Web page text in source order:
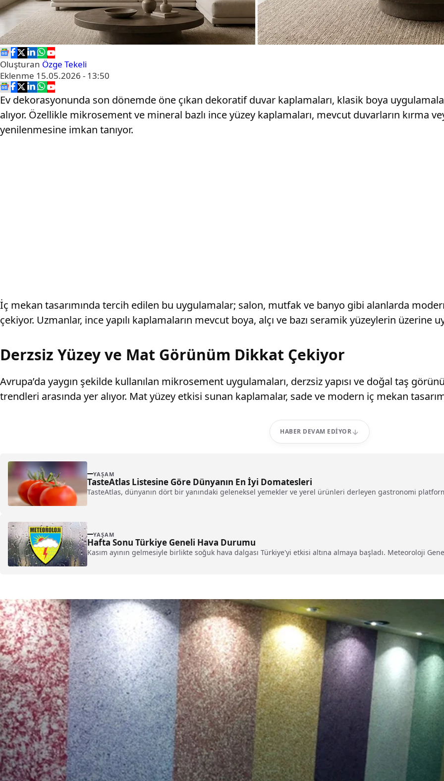
Oluşturan Özge Tekeli
Eklenme 15.05.2026 - 13:50
Ev dekorasyonunda son dönemde öne çıkan dekoratif duvar kaplamaları, klasik boya
alıyor. Özellikle mikrosement ve mineral bazlı ince yüzey kaplamaları, mevcut duvarların kırma
yenilenmesine imkan tanıyor.
İç mekan tasarımında tercih edilen bu uygulamalar; salon, mutfak ve banyo gibi alanlarda
çekiyor. Uzmanlar, ince yapılı kaplamaların mevcut boya, alçı ve bazı seramik yüzeylerin üzerine
Derzsiz Yüzey ve Mat Görünüm Dikkat Çekiyor
Avrupa’da yaygın şekilde kullanılan mikrosement uygulamaları, derzsiz yapısı ve doğal taş
trendleri arasında yer alıyor. Mat yüzey etkisi sunan kaplamalar, sade ve modern iç mekan
HABER DEVAM EDIYOR
YAŞAM
TasteAtlas Listesine Göre Dünyanın En İyi Domatesleri
TasteAtlas, dünyanın dört bir yanındaki geleneksel yemekler ve yerel ürünleri derleyen gastronomi
YAŞAM
Hafta Sonu Türkiye Geneli Hava Durumu
Kasım ayının gelmesiyle birlikte soğuk hava dalgası Türkiye'yi etkisi altına almaya başladı. Meteoroloji